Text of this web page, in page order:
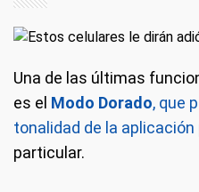
Una de las últimas
es el Modo Dorado, que
tonalidad de la aplicación
particular.